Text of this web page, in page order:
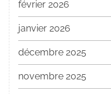
février 2026
janvier 2026
décembre 2025
novembre 2025